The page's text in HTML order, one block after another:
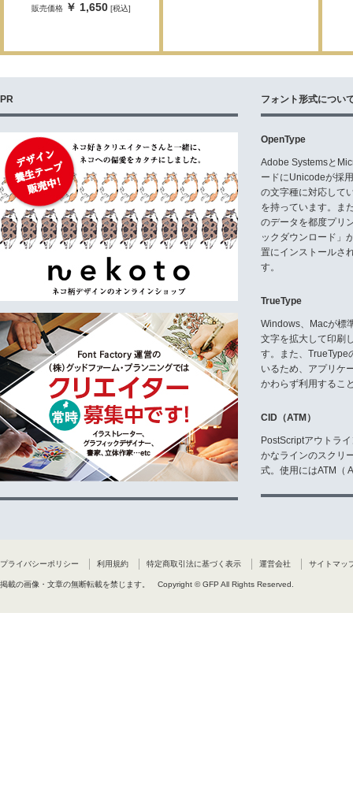
販売価格 ￥ 1,650 [税込]
PR フォント形式につい
OpenType
Adobe Systemsと
ードにUnicodeが採
の文字種に対応して
を持っています。ま
のデータを都度プリ
ックダウンロード」
置にインストールさ
す。
TrueType
Windows、Macが標
文字を拡大して印刷
す。また、TrueType
いるため、アプリケ
かわらず利用するこ
CID（ATM）
PostScriptアウトラ
かなラインのスクリ
式。使用にはATM（
プライバシーポリシー 利用規約 特定商取引法に基づく表示 運営会社 サイトマッ
掲載の画像・文章の無断転載を禁じます。 Copyright © GFP All Rights Reserved.